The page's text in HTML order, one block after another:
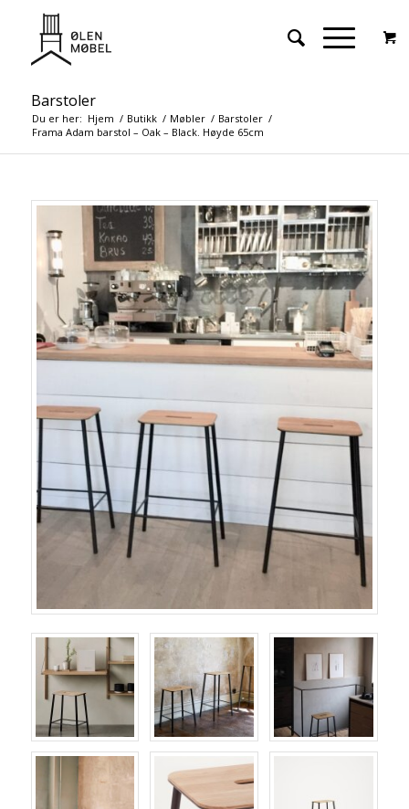
Barstoler
Du er her: Hjem / Butikk / Møbler / Barstoler /
Frama Adam barstol – Oak – Black. Høyde 65cm